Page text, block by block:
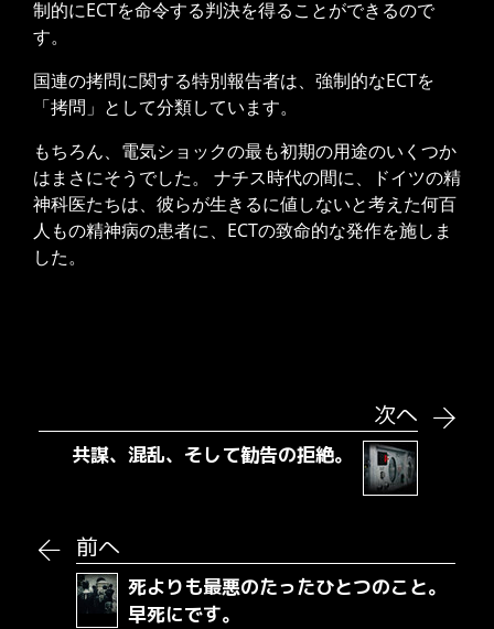
制的にECTを命令する判決を得ることができるので
す。
国連の拷問に関する特別報告者は、強制的なECTを
「拷問」として分類しています。
もちろん、電気ショックの最も初期の用途のいくつか
はまさにそうでした。 ナチス時代の間に、ドイツの精
神科医たちは、彼らが生きるに値しないと考えた何百
人もの精神病の患者に、ECTの致命的な発作を施しま
した。
前へ
死よりも最悪のたったひとつのこと。
早死にです。
次へ
共謀、混乱、そして勧告の拒絶。